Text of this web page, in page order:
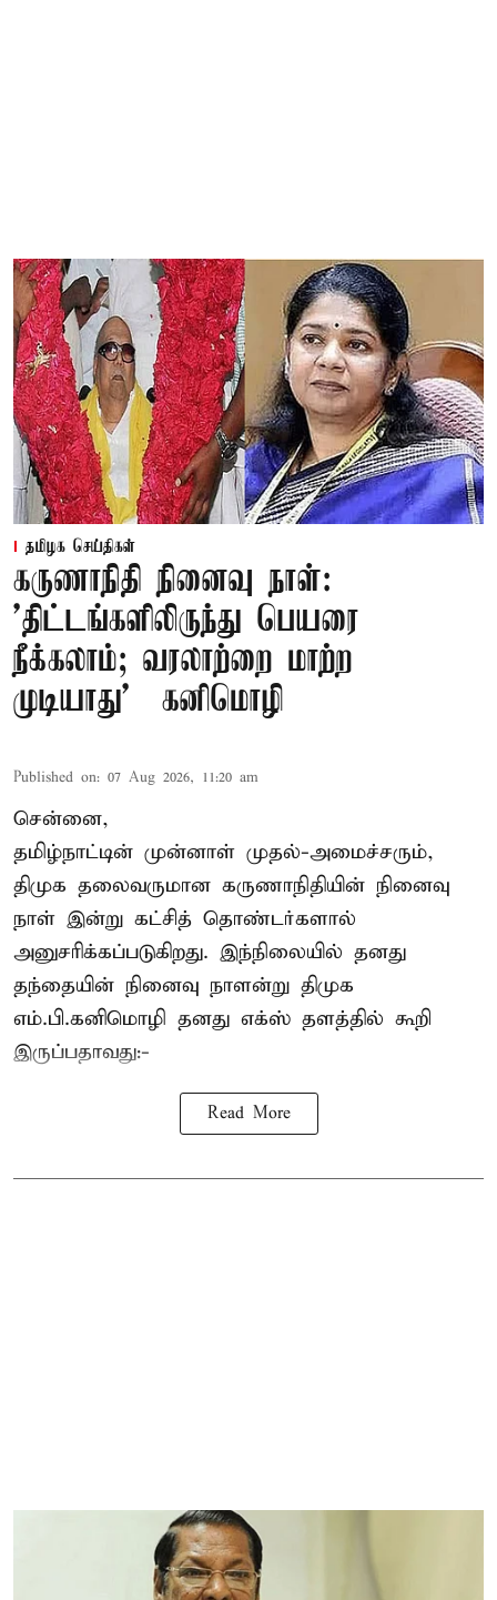
தமிழக செய்திகள்
கருணாநிதி நினைவு நாள்:
'திட்டங்களிலிருந்து பெயரை
நீக்கலாம்; வரலாற்றை மாற்ற
முடியாது' – கனிமொழி
Published on: 07 Aug 2026, 11:20 am
சென்னை,
தமிழ்நாட்டின் முன்னாள் முதல்-அமைச்சரும்,
திமுக தலைவருமான கருணாநிதியின் நினைவு
நாள் இன்று கட்சித் தொண்டர்களால்
அனுசரிக்கப்படுகிறது. இந்நிலையில் தனது
தந்தையின் நினைவு நாளன்று திமுக
எம்.பி.கனிமொழி தனது எக்ஸ் தளத்தில் கூறி
இருப்பதாவது:-
Read More